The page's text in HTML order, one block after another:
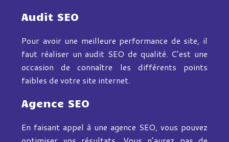
Audit SEO
Pour avoir une meilleure performance de site, il
faut réaliser un audit SEO de qualité. C’est une
occasion de connaître les différents points
faibles de votre site internet.
Agence SEO
En faisant appel à une agence SEO, vous pouvez